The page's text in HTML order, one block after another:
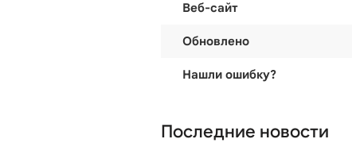
Веб-сайт
Обновлено
Нашли ошибку?
Последние новости